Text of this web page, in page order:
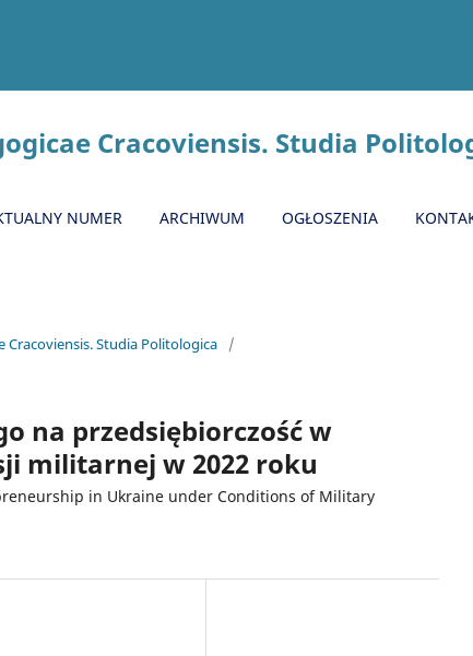
Cracoviensis. Studia
NUMER ARCHIWUM OGŁOSZENIA
Cracoviensis. Studia Politologica
/
na przedsiębiorczość w
militarnej w 2022 roku
in Ukraine under Conditions of Military